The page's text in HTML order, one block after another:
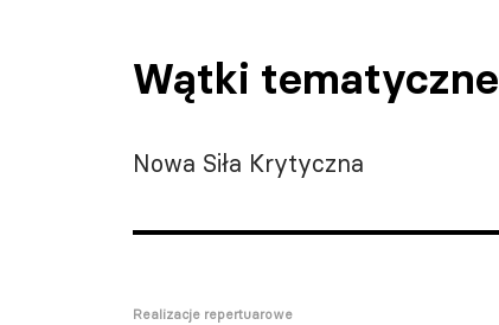
Wątki tematyczne
Nowa Siła Krytyczna
Realizacje repertuarowe